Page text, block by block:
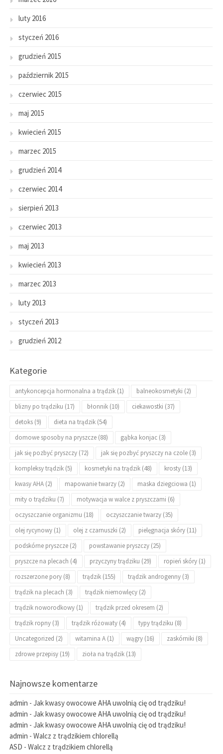
luty 2016
styczeń 2016
grudzień 2015
październik 2015
czerwiec 2015
maj 2015
kwiecień 2015
marzec 2015
grudzień 2014
czerwiec 2014
sierpień 2013
czerwiec 2013
maj 2013
kwiecień 2013
marzec 2013
luty 2013
styczeń 2013
grudzień 2012
Kategorie
antykoncepcja hormonalna a trądzik (1) balneokosmetyki (2)
blizny po trądziku (17) błonnik (10) ciekawostki (37)
detoks (9) dieta na trądzik (54)
domowe sposoby na pryszcze (88) gąbka konjac (3)
jak się pozbyć pryszczy (72) jak się pozbyć pryszczy na czole (3)
kompleksy trądzik (5) kosmetyki na trądzik (48) krosty (13)
kwasy AHA (2) mapowanie twarzy (2) maska dziegciowa (1)
mity o trądziku (7) motywacja w walce z pryszczami (6)
oczyszczanie organizmu (18) oczyszczanie twarzy (35)
olej rycynowy (1) olej z czarnuszki (2) pielęgnacja skóry (11)
podskórne pryszcze (2) powstawanie pryszczy (25)
pryszcze na plecach (4) przyczyny trądziku (29) ropień skóry (1)
rozszerzone pory (8) trądzik (155) trądzik androgenny (3)
trądzik na plecach (3) trądzik niemowlęcy (2)
trądzik noworodkowy (1) trądzik przed okresem (2)
trądzik ropny (3) trądzik różowaty (4) typy trądziku (8)
Uncategorized (2) witamina A (1) wągry (16) zaskórniki (8)
zdrowe przepisy (19) zioła na trądzik (13)
Najnowsze komentarze
admin - Jak kwasy owocowe AHA uwolnią cię od trądziku!
admin - Jak kwasy owocowe AHA uwolnią cię od trądziku!
admin - Jak kwasy owocowe AHA uwolnią cię od trądziku!
admin - Walcz z trądzikiem chlorellą
ASD - Walcz z trądzikiem chlorellą